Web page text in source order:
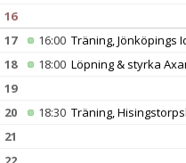
16
17 16:00 Träning, Jönköpings
18
18:00 Löpning & styrka
19
20
18:30 Träning,
21